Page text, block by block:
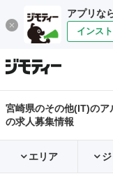
アプリな
インス
宮崎県のその他(IT)のア
の求人募集情報
エリア